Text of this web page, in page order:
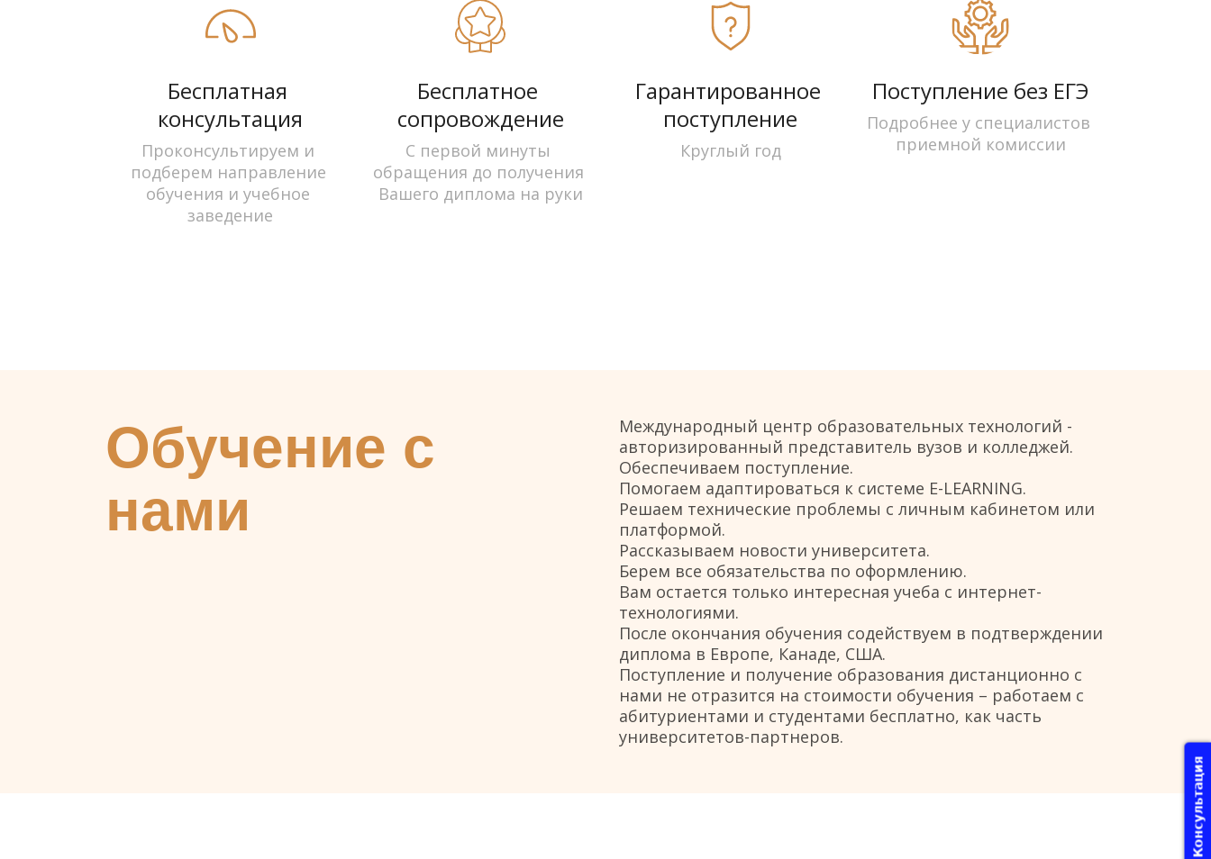
Бесплатная
консультация
Проконсультируем и
подберем направление
обучения и учебное
заведение
Бесплатное
сопровождение
С первой минуты
обращения до получения
Вашего диплома на руки
Гарантированное
поступление
Круглый год
Поступление без ЕГЭ
Подробнее у специалистов
приемной комиссии
Обучение с
нами
Международный центр образовательных технологий -
авторизированный представитель вузов и колледжей.
Обеспечиваем поступление.
Помогаем адаптироваться к системе E-LEARNING.
Решаем технические проблемы с личным кабинетом или
платформой.
Рассказываем новости университета.
Берем все обязательства по оформлению.
Вам остается только интересная учеба с интернет-
технологиями.
После окончания обучения содействуем в подтверждении
диплома в Европе, Канаде, США.
Поступление и получение образования дистанционно с
нами не отразится на стоимости обучения – работаем с
абитуриентами и студентами бесплатно, как часть
университетов-партнеров.
Консультация